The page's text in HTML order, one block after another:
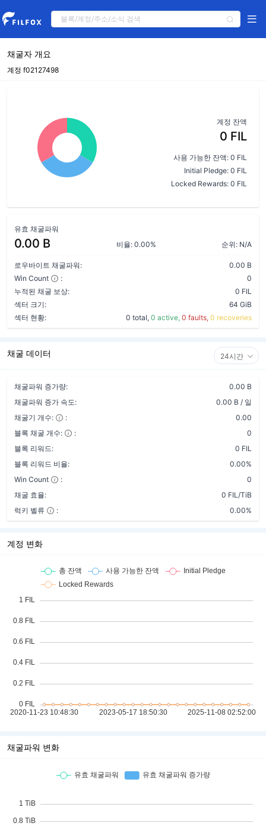
채굴자 개요
계정 f02127498
계정 잔액
0 FIL
사용 가능한 잔액: 0 FIL
Initial Pledge: 0 FIL
Locked Rewards: 0 FIL
유효 채굴파워
0.00 B 비율: 0.00% 순위: N/A
로우바이트 채굴파워:
0.00 B
Win Count
:
0
누적된 채굴 보상:
0 FIL
섹터 크기:
64 GiB
섹터 현황:
0 total, 0 active, 0 faults, 0 recoveries
채굴 데이터 24시간
채굴파워 증가량:
0.00 B
채굴파워 증가 속도:
0.00 B / 일
채굴기 개수:
:
0.00
블록 채굴 개수:
:
0
블록 리워드:
0 FIL
블록 리워드 비율:
0.00%
Win Count
:
0
채굴 효율:
0 FIL/TiB
럭키 벨류
: 0.00%
계정 변화
채굴파워 변화